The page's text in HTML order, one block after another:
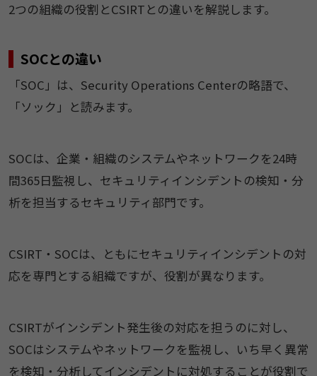
2つの組織の役割とCSIRTとの違いを解説します。
SOCとの違い
「SOC」は、Security Operations Centerの略語で、
「ソック」と読みます。
SOCは、企業・組織のシステムやネットワークを24時
間365日監視し、セキュリティインシデントの検知・分
析を担当するセキュリティ部門です。
CSIRT・SOCは、ともにセキュリティインシデントの対
応を専門とする組織ですが、役割が異なります。
CSIRTがインシデント発生後の対応を担うのに対し、
SOCはシステムやネットワークを監視し、いち早く異常
を検知・分析してインシデントに対処することが役割で